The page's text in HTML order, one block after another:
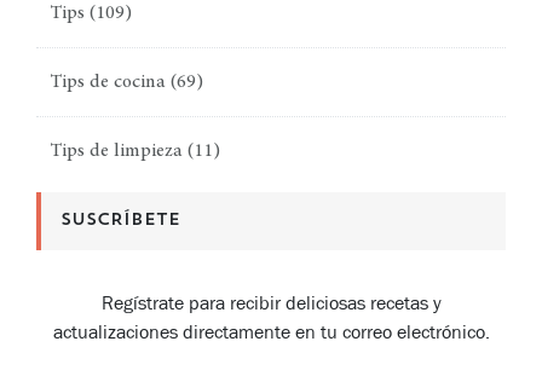
Tips (109)
Tips de cocina (69)
Tips de limpieza (11)
SUSCRÍBETE
Regístrate para recibir deliciosas recetas y
actualizaciones directamente en tu correo electrónico.